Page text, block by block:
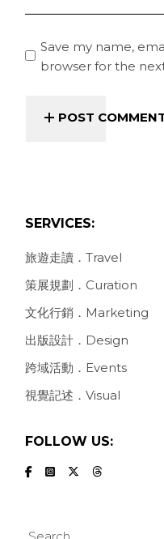
Save my name,
browser for the
POST
SERVICES:
旅遊走讀．Travel
策展規劃．Curation
文化行銷．Marketing
出版設計．Design
跨域活動．Events
視覺記述．Visual
FOLLOW US:
Search